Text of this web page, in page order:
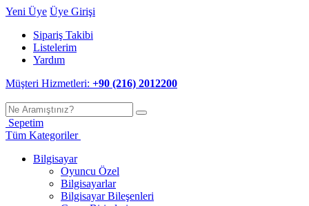
Yeni Üye Üye Girişi
Sipariş Takibi
Listelerim
Yardım
Müşteri Hizmetleri: +90 (216) 2012200
Sepetim
Tüm Kategoriler
Bilgisayar
Oyuncu Özel
Bilgisayarlar
Bilgisayar Bileşenleri